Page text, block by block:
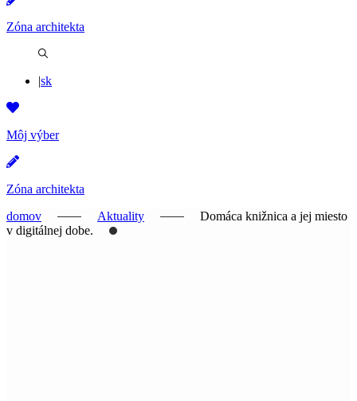
Zóna architekta
|sk
Môj výber
Zóna architekta
domov
Aktuality
Domáca knižnica a jej miesto
v digitálnej dobe.